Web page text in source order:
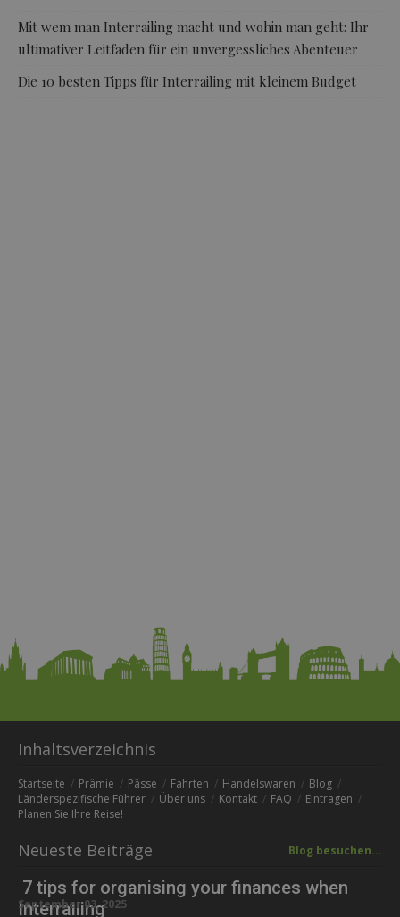
Mit wem man Interrailing macht und wohin man geht: Ihr
ultimativer Leitfaden für ein unvergessliches Abenteuer
Die 10 besten Tipps für Interrailing mit kleinem Budget
Inhaltsverzeichnis
Startseite Prämie Pässe Fahrten Handelswaren
Blog
Länderspezifische Führer
Über uns Kontakt FAQ
Eintragen
Planen Sie Ihre Reise!
Neueste Beiträge Blog besuchen...
7 tips for organising your finances when
Interrailing
September 03, 2025